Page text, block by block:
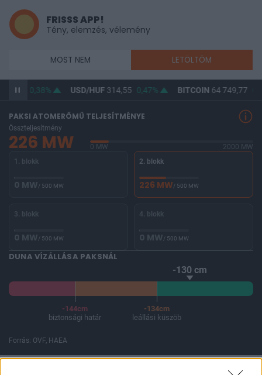
FRISSS APP!
Tény, elemzés, vélemény
MOST NEM LETÖLTÖM
0,38% USD/HUF314,55 0,47% BITCOIN64 749,77
PAKSI ATOMERŐMŰ TELJESÍTMÉNYE
Összteljesítmény
226 MW 0 MW
2000 MW
1. blokk
0 MW/ 500 MW
2. blokk
226 MW/ 500 MW
3. blokk
0 MW/ 500 MW
4. blokk
0 MW/ 500 MW
DUNA VÍZÁLLÁSA PAKSNÁL
-130 cm
-144cm
biztonsági határ
-134cm
leállási küszöb
Forrás: OVF, HAEA